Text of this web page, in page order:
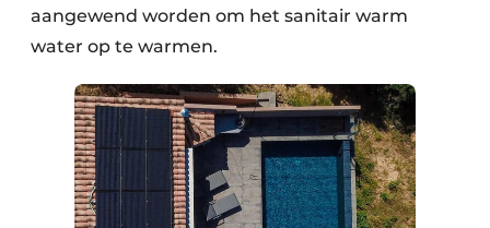
aangewend worden om het sanitair warm
water op te warmen.